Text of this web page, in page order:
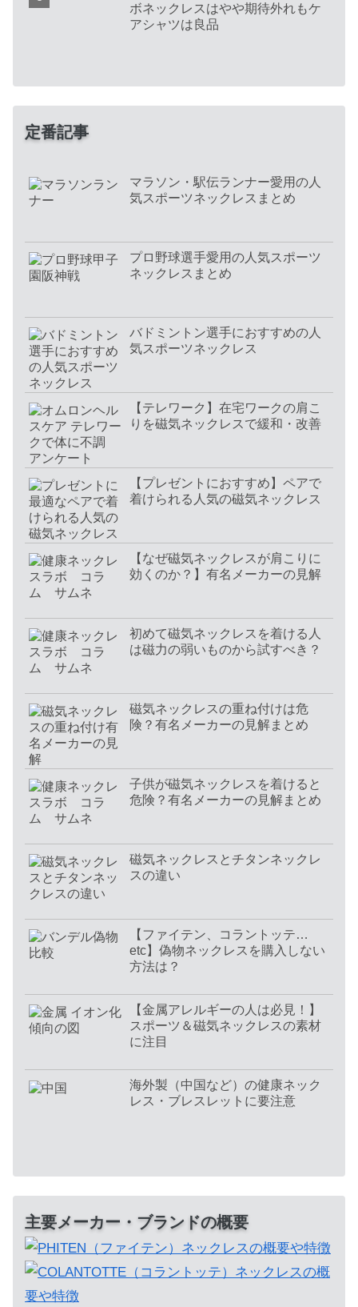
ボネックレスはやや期待外れもケ
アシャツは良品
定番記事
マラソン・駅伝ランナー愛用の人
気スポーツネックレスまとめ
プロ野球選手愛用の人気スポーツ
ネックレスまとめ
バドミントン選手におすすめの人
気スポーツネックレス
【テレワーク】在宅ワークの肩こ
りを磁気ネックレスで緩和・改善
【プレゼントにおすすめ】ペアで
着けられる人気の磁気ネックレス
【なぜ磁気ネックレスが肩こりに
効くのか？】有名メーカーの見解
初めて磁気ネックレスを着ける人
は磁力の弱いものから試すべき？
磁気ネックレスの重ね付けは危
険？有名メーカーの見解まとめ
子供が磁気ネックレスを着けると
危険？有名メーカーの見解まとめ
磁気ネックレスとチタンネックレ
スの違い
【ファイテン、コラントッテ…
etc】偽物ネックレスを購入しない
方法は？
【金属アレルギーの人は必見！】
スポーツ＆磁気ネックレスの素材
に注目
海外製（中国など）の健康ネック
レス・ブレスレットに要注意
主要メーカー・ブランドの概要